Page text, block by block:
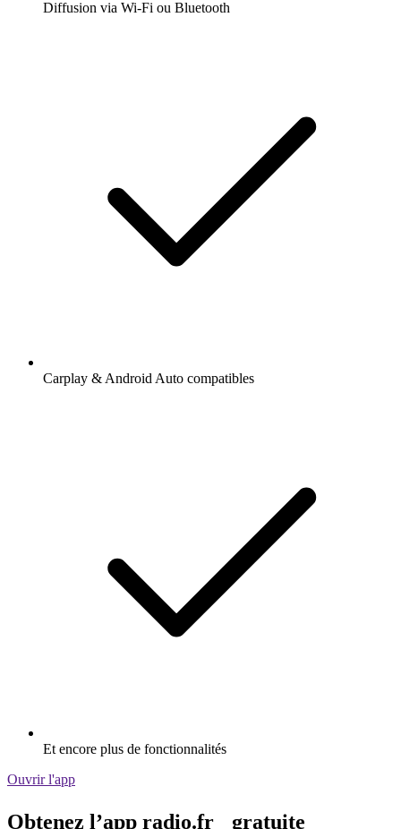
Diffusion via Wi-Fi ou Bluetooth
Carplay & Android Auto compatibles
Et encore plus de fonctionnalités
Ouvrir l'app
Obtenez l’app radio.fr gratuite